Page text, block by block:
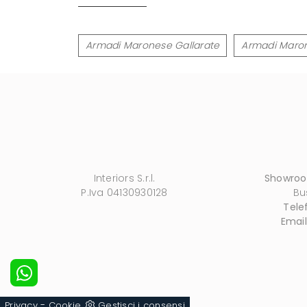
Armadi Maronese Gallarate Armadi
Interiors S.r.l.
P.Iva 04130930128